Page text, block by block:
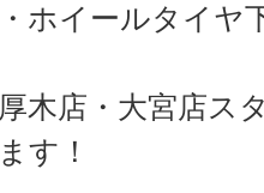
・ホイールタイヤ
厚木店・大宮店ス
ます！